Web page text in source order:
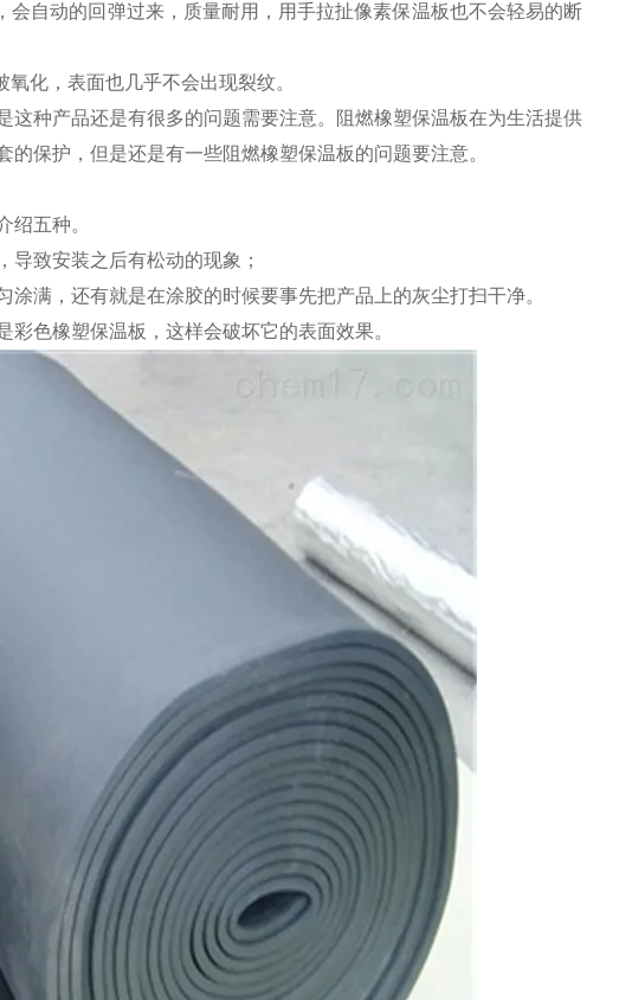
自动的回弹过来，质量耐用，用手拉扯像素保温板也不会轻易的断
化，表面也几乎不会出现裂纹。
种产品还是有很多的问题需要注意。阻燃橡塑保温板在为生活提供
保护，但是还是有一些阻燃橡塑保温板的问题要注意。
绍五种。
致安装之后有松动的现象；
满，还有就是在涂胶的时候要事先把产品上的灰尘打扫干净。
色橡塑保温板，这样会破坏它的表面效果。